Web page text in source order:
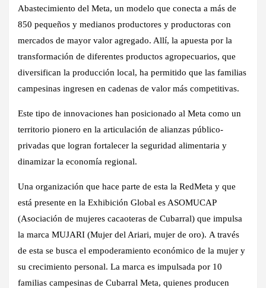
Abastecimiento del Meta, un modelo que conecta a más de
850 pequeños y medianos productores y productoras con
mercados de mayor valor agregado. Allí, la apuesta por la
transformación de diferentes productos agropecuarios, que
diversifican la producción local, ha permitido que las familias
campesinas ingresen en cadenas de valor más competitivas.
Este tipo de innovaciones han posicionado al Meta como un
territorio pionero en la articulación de alianzas público-
privadas que logran fortalecer la seguridad alimentaria y
dinamizar la economía regional.
Una organización que hace parte de esta la RedMeta y que
está presente en la Exhibición Global es ASOMUCAP
(Asociación de mujeres cacaoteras de Cubarral) que impulsa
la marca MUJARI (Mujer del Ariari, mujer de oro). A través
de esta se busca el empoderamiento económico de la mujer y
su crecimiento personal. La marca es impulsada por 10
familias campesinas de Cubarral Meta, quienes producen